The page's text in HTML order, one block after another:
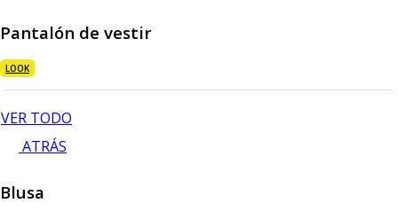
Pantalón de vestir
LOOK
VER TODO
ATRÁS
Blusa